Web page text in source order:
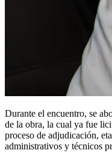
Durante el encuentro, se
de la obra, la cual ya fue
proceso de adjudicación,
administrativos y técnicos